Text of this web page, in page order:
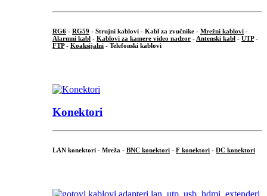
RG6 - RG59 - Strujni kablovi - Kabl za zvučnike - Mrežni kablovi -
Alarmni kabl - Kablovi za kamere video nadzor - Antenski kabl - UTP-
FTP- Koaksijalni - Telefonski kablovi
Konektori
LAN konektori - Mreža - BNC konektori - F konektori - DC konektori